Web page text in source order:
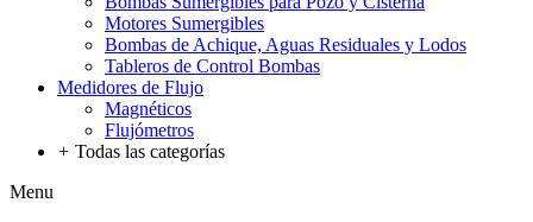
Motores Sumergibles
Bombas de Achique, Aguas Residuales y Lodos
Tableros de Control Bombas
Medidores de Flujo
Magnéticos
Flujómetros
+ Todas las categorías
Menu